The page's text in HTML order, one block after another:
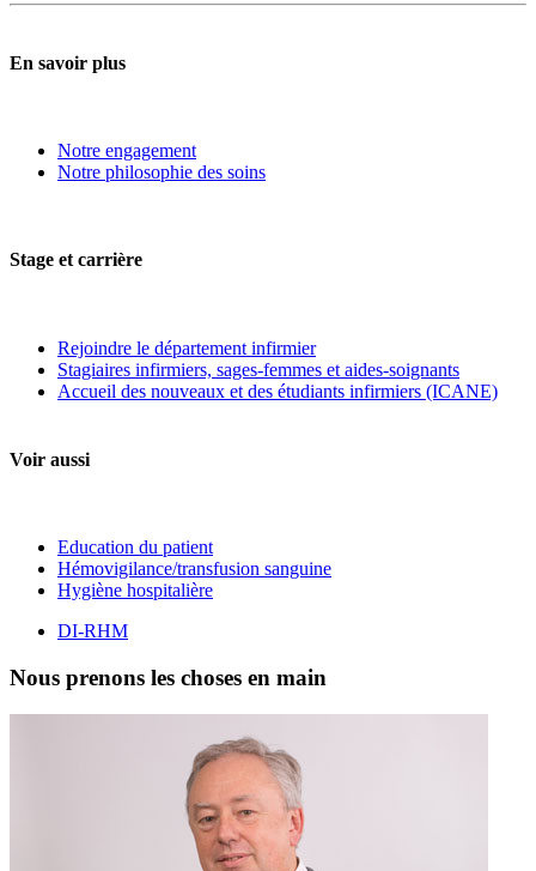
En savoir plus
Notre engagement
Notre philosophie des soins
Stage et carrière
Rejoindre le département infirmier
Stagiaires infirmiers, sages-femmes et aides-soignants
Accueil des nouveaux et des étudiants infirmiers (ICANE)
Voir aussi
Education du patient
Hémovigilance/transfusion sanguine
Hygiène hospitalière
DI-RHM
Nous prenons les choses en main